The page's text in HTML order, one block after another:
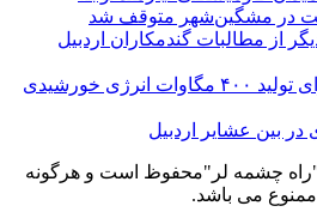
ریال دیگر از مطالبات گندمکاران اردبیل
تفاهم‌نامه سرمایه‌گذاری برای تولید ۴۰۰ مگاوات انرژی خورشیدی
بین عشایر اردبیل
چشمه لر"محفوظ است و هرگونه
می باشد.